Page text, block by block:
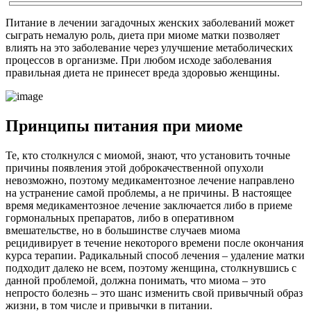
Питание в лечении загадочных женских заболеваний может
сыграть немалую роль, диета при миоме матки позволяет
влиять на это заболевание через улучшение метаболических
процессов в организме. При любом исходе заболевания
правильная диета не принесет вреда здоровью женщины.
Принципы питания при миоме
Те, кто столкнулся с миомой, знают, что установить точные
причины появления этой доброкачественной опухоли
невозможно, поэтому медикаментозное лечение направлено
на устранение самой проблемы, а не причины. В настоящее
время медикаментозное лечение заключается либо в приеме
гормональных препаратов, либо в оперативном
вмешательстве, но в большинстве случаев миома
рецидивирует в течение некоторого времени после окончания
курса терапии. Радикальный способ лечения – удаление матки
подходит далеко не всем, поэтому женщина, столкнувшись с
данной проблемой, должна понимать, что миома – это
непросто болезнь – это шанс изменить свой привычный образ
жизни, в том числе и привычки в питании.